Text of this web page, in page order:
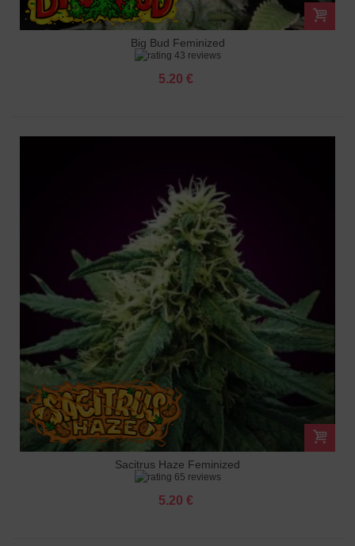
Big Bud Feminized
43 reviews
5.20 €
Sacitrus Haze Feminized
65 reviews
5.20 €